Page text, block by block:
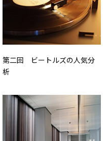
第二回 ビートルズの人気分
析